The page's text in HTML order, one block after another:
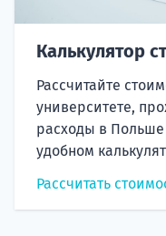
Калькулятор
Рассчитайте
университете,
расходы в
удобном
Рассчитать